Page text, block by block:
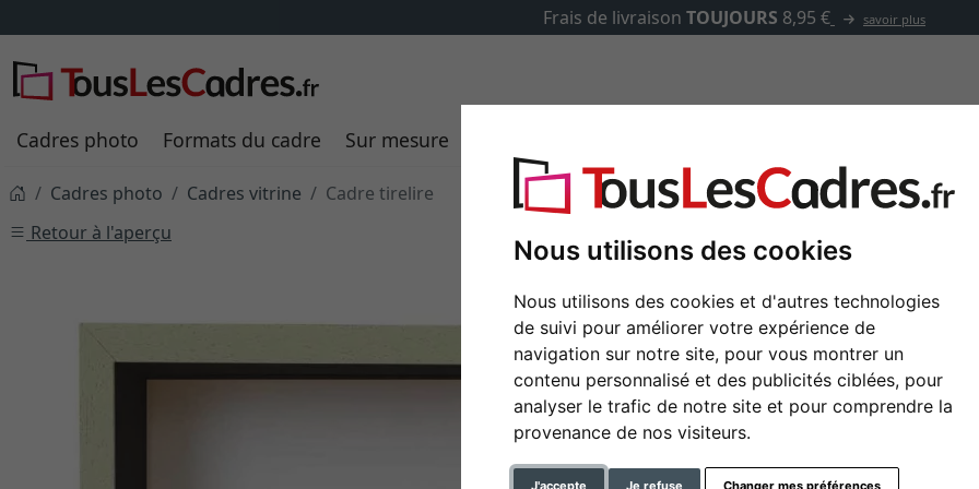
Nous utilisons des cookies
Nous utilisons des cookies et d'autres technologies
de suivi pour améliorer votre expérience de
navigation sur notre site, pour vous montrer un
contenu personnalisé et des publicités ciblées, pour
analyser le trafic de notre site et pour comprendre la
provenance de nos visiteurs.
J'accepte Je refuse Changer mes préférences
Cadres photo Formats du cadre Sur mesure
Cadres photo Cadres vitrine
Cadre tirelire
Retour à l'aperçu
Cadre tirelire
20x20 cm | vert avec boîte
format